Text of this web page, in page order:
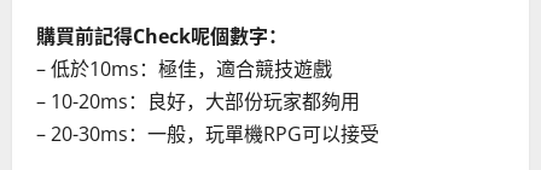
購買前記得Check呢個數字：
– 低於10ms：極佳，適合競技遊戲
– 10-20ms：良好，大部份玩家都夠用
– 20-30ms：一般，玩單機RPG可以接受